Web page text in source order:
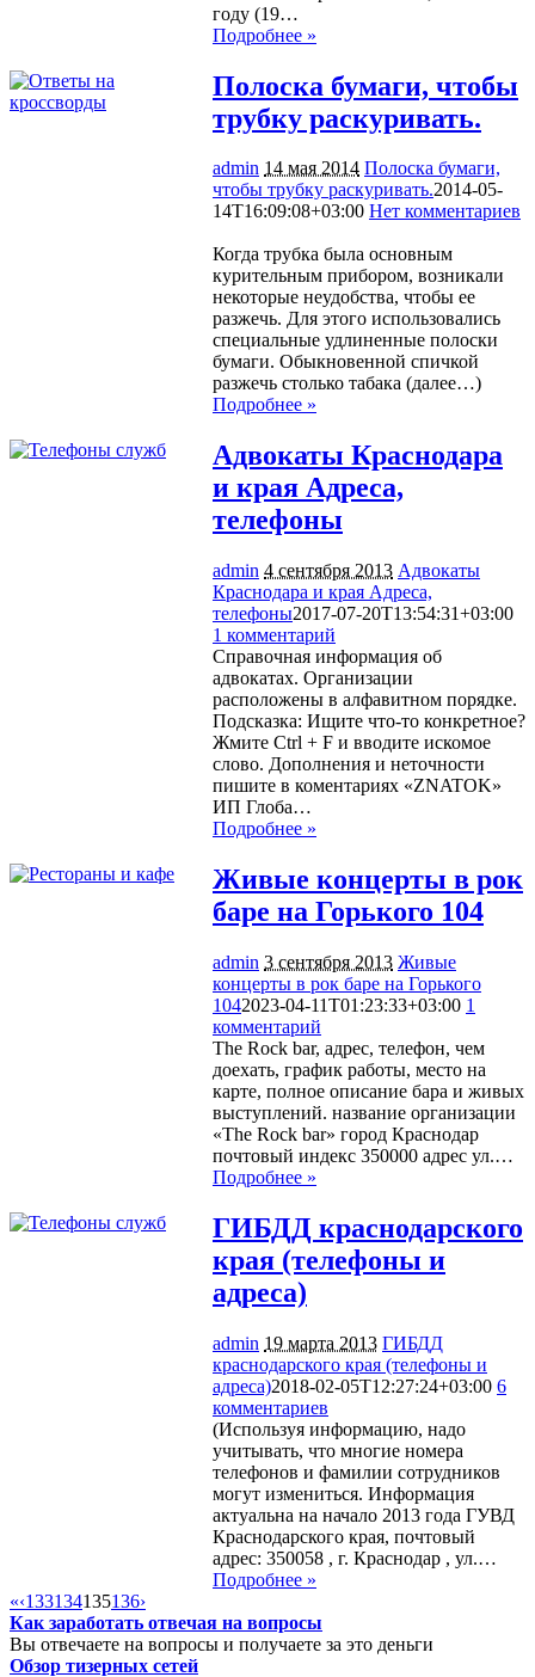
году (19…
Подробнее »
Полоска бумаги, чтобы
трубку раскуривать.
admin 14 мая 2014 Полоска бумаги,
чтобы трубку раскуривать.2014-05-
14T16:09:08+03:00 Нет комментариев
Когда трубка была основным
курительным прибором, возникали
некоторые неудобства, чтобы ее
разжечь. Для этого использовались
специальные удлиненные полоски
бумаги. Обыкновенной спичкой
разжечь столько табака (далее…)
Подробнее »
Адвокаты Краснодара
и края Адреса,
телефоны
admin 4 сентября 2013 Адвокаты
Краснодара и края Адреса,
телефоны2017-07-20T13:54:31+03:00
1 комментарий
Справочная информация об
адвокатах. Организации
расположены в алфавитном порядке.
Подсказка: Ищите что-то конкретное?
Жмите Ctrl + F и вводите искомое
слово. Дополнения и неточности
пишите в коментариях «ZNATOK»
ИП Глоба…
Подробнее »
Живые концерты в рок
баре на Горького 104
admin 3 сентября 2013 Живые
концерты в рок баре на Горького
1042023-04-11T01:23:33+03:00 1
комментарий
The Rock bar, адрес, телефон, чем
доехать, график работы, место на
карте, полное описание бара и живых
выступлений. название организации
«The Rock bar» город Краснодар
почтовый индекс 350000 адрес ул.…
Подробнее »
ГИБДД краснодарского
края (телефоны и
адреса)
admin 19 марта 2013 ГИБДД
краснодарского края (телефоны и
адреса)2018-02-05T12:27:24+03:00 6
комментариев
(Используя информацию, надо
учитывать, что многие номера
телефонов и фамилии сотрудников
могут измениться. Информация
актуальна на начало 2013 года ГУВД
Краснодарского края, почтовый
адрес: 350058 , г. Краснодар , ул.…
Подробнее »
«‹133134135136›
Как заработать отвечая на вопросы
Вы отвечаете на вопросы и получаете за это деньги
Обзор тизерных сетей